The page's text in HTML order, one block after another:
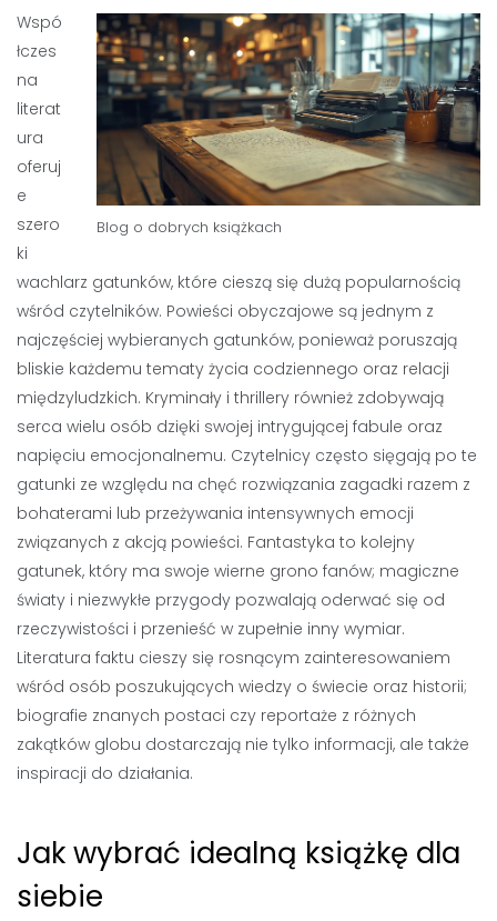
Blog o dobrych książkach
Wspó
łczes
na
literat
ura
oferuj
e
szero
ki
wachlarz gatunków, które cieszą się dużą popularnością
wśród czytelników. Powieści obyczajowe są jednym z
najczęściej wybieranych gatunków, ponieważ poruszają
bliskie każdemu tematy życia codziennego oraz relacji
międzyludzkich. Kryminały i thrillery również zdobywają
serca wielu osób dzięki swojej intrygującej fabule oraz
napięciu emocjonalnemu. Czytelnicy często sięgają po te
gatunki ze względu na chęć rozwiązania zagadki razem z
bohaterami lub przeżywania intensywnych emocji
związanych z akcją powieści. Fantastyka to kolejny
gatunek, który ma swoje wierne grono fanów; magiczne
światy i niezwykłe przygody pozwalają oderwać się od
rzeczywistości i przenieść w zupełnie inny wymiar.
Literatura faktu cieszy się rosnącym zainteresowaniem
wśród osób poszukujących wiedzy o świecie oraz historii;
biografie znanych postaci czy reportaże z różnych
zakątków globu dostarczają nie tylko informacji, ale także
inspiracji do działania.
Jak wybrać idealną książkę dla
siebie